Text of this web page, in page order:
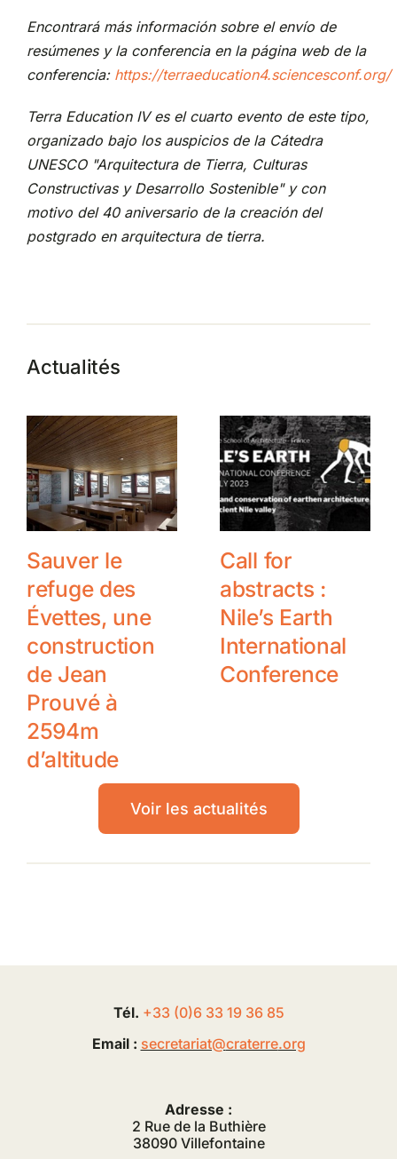
Encontrará más información sobre el envío de
resúmenes y la conferencia en la página web de la
conferencia: https://terraeducation4.sciencesconf.org/
Terra Education IV es el cuarto evento de este tipo,
organizado bajo los auspicios de la Cátedra
UNESCO "Arquitectura de Tierra, Culturas
Constructivas y Desarrollo Sostenible" y con
motivo del 40 aniversario de la creación del
postgrado en arquitectura de tierra.
Actualités
Sauver le
refuge des
Évettes, une
construction
de Jean
Prouvé à
2594m
d’altitude
Call for
abstracts :
Nile’s Earth
International
Conference
Voir les actualités
Tél. +33 (0)6 33 19 36 85
Email : secretariat@craterre.org
Adresse :
2 Rue de la Buthière
38090 Villefontaine